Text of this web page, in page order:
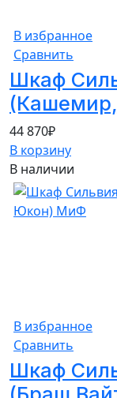
В избранное
Сравнить
Шкаф
44 870₽
В корзину
В наличии
В избранное
Сравнить
Шкаф